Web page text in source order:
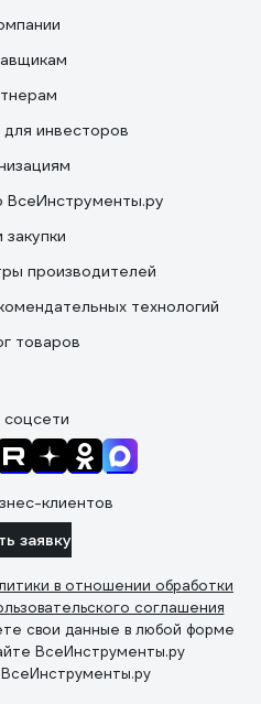
инвесторов
ВсеИнструменты.ру
производителей
технологий
товаров
клиентов
заявку
в отношении обработки
соглашения
свои данные в любой форме
ВсеИнструменты.ру